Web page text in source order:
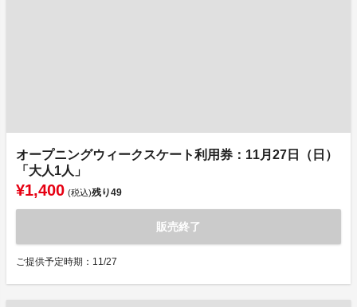
オープニングウィークスケート利用券：11月27日（日）
「大人1人」
¥1,400 (税込)残り49
販売終了
ご提供予定時期：11/27